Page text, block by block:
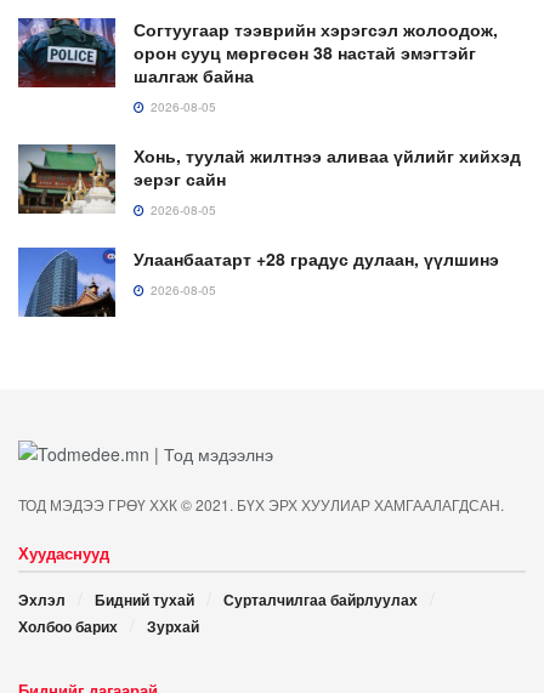
Согтуугаар тээврийн хэрэгсэл жолоодож,
орон сууц мөргөсөн 38 настай эмэгтэйг
шалгаж байна
2026-08-05
Хонь, туулай жилтнээ аливаа үйлийг хийхэд
эерэг сайн
2026-08-05
Улаанбаатарт +28 градус дулаан, үүлшинэ
2026-08-05
ТОД МЭДЭЭ ГРӨҮ ХХК © 2021. БҮХ ЭРХ ХУУЛИАР ХАМГААЛАГДСАН.
Хуудаснууд
Эхлэл Бидний тухай
Сурталчилгаа байрлуулах
Холбоо барих
Зурхай